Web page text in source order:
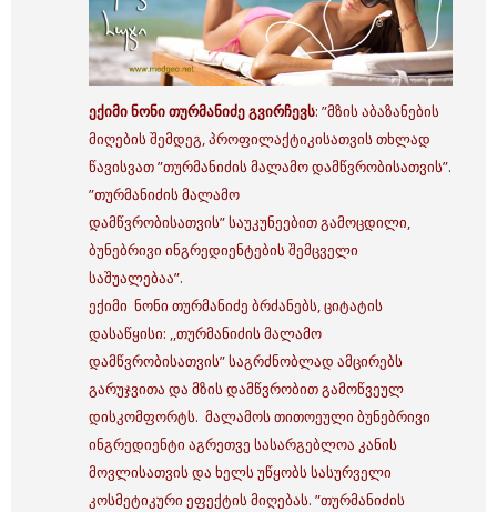
ექიმი ნონი თურმანიძე გვირჩევს: ”მზის აბაზანების
მიღების შემდეგ, პროფილაქტიკისათვის თხლად
წავისვათ ”თურმანიძის მალამო დამწვრობისათვის”.
”თურმანიძის მალამო
დამწვრობისათვის” საუკუნეებით გამოცდილი,
ბუნებრივი ინგრედიენტების შემცველი
საშუალებაა”.
ექიმი ნონი თურმანიძე ბრძანებს, ციტატის
დასაწყისი: ,,თურმანიძის მალამო
დამწვრობისათვის” საგრძნობლად ამცირებს
გარუჯვითა და მზის დამწვრობით გამოწვეულ
დისკომფორტს. მალამოს თითოეული ბუნებრივი
ინგრედიენტი აგრეთვე სასარგებლოა კანის
მოვლისათვის და ხელს უწყობს სასურველი
კოსმეტიკური ეფექტის მიღებას. ”თურმანიძის